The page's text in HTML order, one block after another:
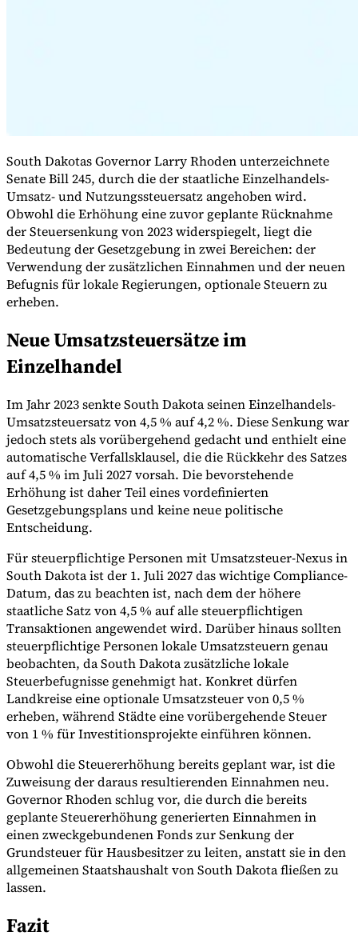
Werkzeuge
Nummernprüfer
Tracker für E-Rechnungs-Mandate
Experts
Unsere Autoren Beitragender werden Wählen Sie einen Experten
South Dakotas Governor Larry Rhoden unterzeichnete
Senate Bill 245, durch die der staatliche Einzelhandels-
Umsatz- und Nutzungssteuersatz angehoben wird.
Obwohl die Erhöhung eine zuvor geplante Rücknahme
der Steuersenkung von 2023 widerspiegelt, liegt die
Bedeutung der Gesetzgebung in zwei Bereichen: der
Verwendung der zusätzlichen Einnahmen und der neuen
Befugnis für lokale Regierungen, optionale Steuern zu
erheben.
Neue Umsatzsteuersätze im
Einzelhandel
Im Jahr 2023 senkte South Dakota seinen Einzelhandels-
Umsatzsteuersatz von 4,5 % auf 4,2 %. Diese Senkung war
jedoch stets als vorübergehend gedacht und enthielt eine
automatische Verfallsklausel, die die Rückkehr des Satzes
auf 4,5 % im Juli 2027 vorsah. Die bevorstehende
Erhöhung ist daher Teil eines vordefinierten
Gesetzgebungsplans und keine neue politische
Entscheidung.
Für steuerpflichtige Personen mit Umsatzsteuer-Nexus in
South Dakota ist der 1. Juli 2027 das wichtige Compliance-
Datum, das zu beachten ist, nach dem der höhere
staatliche Satz von 4,5 % auf alle steuerpflichtigen
Transaktionen angewendet wird. Darüber hinaus sollten
steuerpflichtige Personen lokale Umsatzsteuern genau
beobachten, da South Dakota zusätzliche lokale
Steuerbefugnisse genehmigt hat. Konkret dürfen
Landkreise eine optionale Umsatzsteuer von 0,5 %
erheben, während Städte eine vorübergehende Steuer
von 1 % für Investitionsprojekte einführen können.
Obwohl die Steuererhöhung bereits geplant war, ist die
Zuweisung der daraus resultierenden Einnahmen neu.
Governor Rhoden schlug vor, die durch die bereits
geplante Steuererhöhung generierten Einnahmen in
einen zweckgebundenen Fonds zur Senkung der
Grundsteuer für Hausbesitzer zu leiten, anstatt sie in den
allgemeinen Staatshaushalt von South Dakota fließen zu
lassen.
Fazit